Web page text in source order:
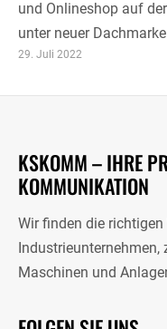
und Onlineshop auf
unter neuer
29. Juli 2022
KSKOMM – IHRE
KOMMUNIKATION
Wir finden die
Industrieunternehmen,
Maschinen und